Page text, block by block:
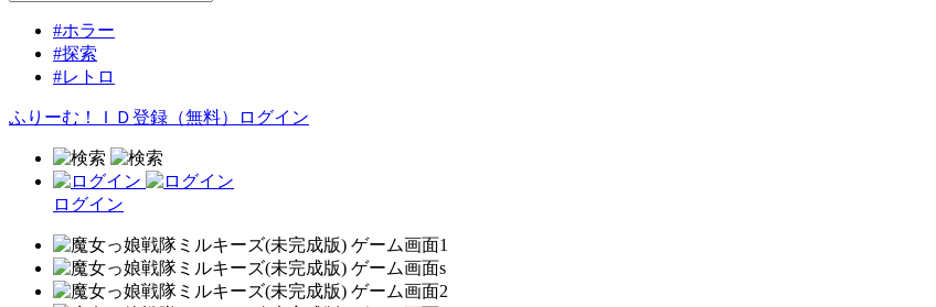
#ホラー
#探索
#レトロ
ふりーむ！ＩＤ登録（無料） ログイン
ログイン